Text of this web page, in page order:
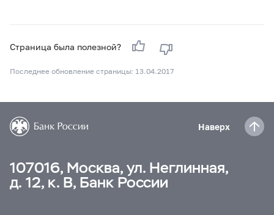
Страница была полезной?
Последнее обновление страницы: 13.04.2017
Наверх
107016, Москва, ул. Неглинная,
д. 12, к. В, Банк России